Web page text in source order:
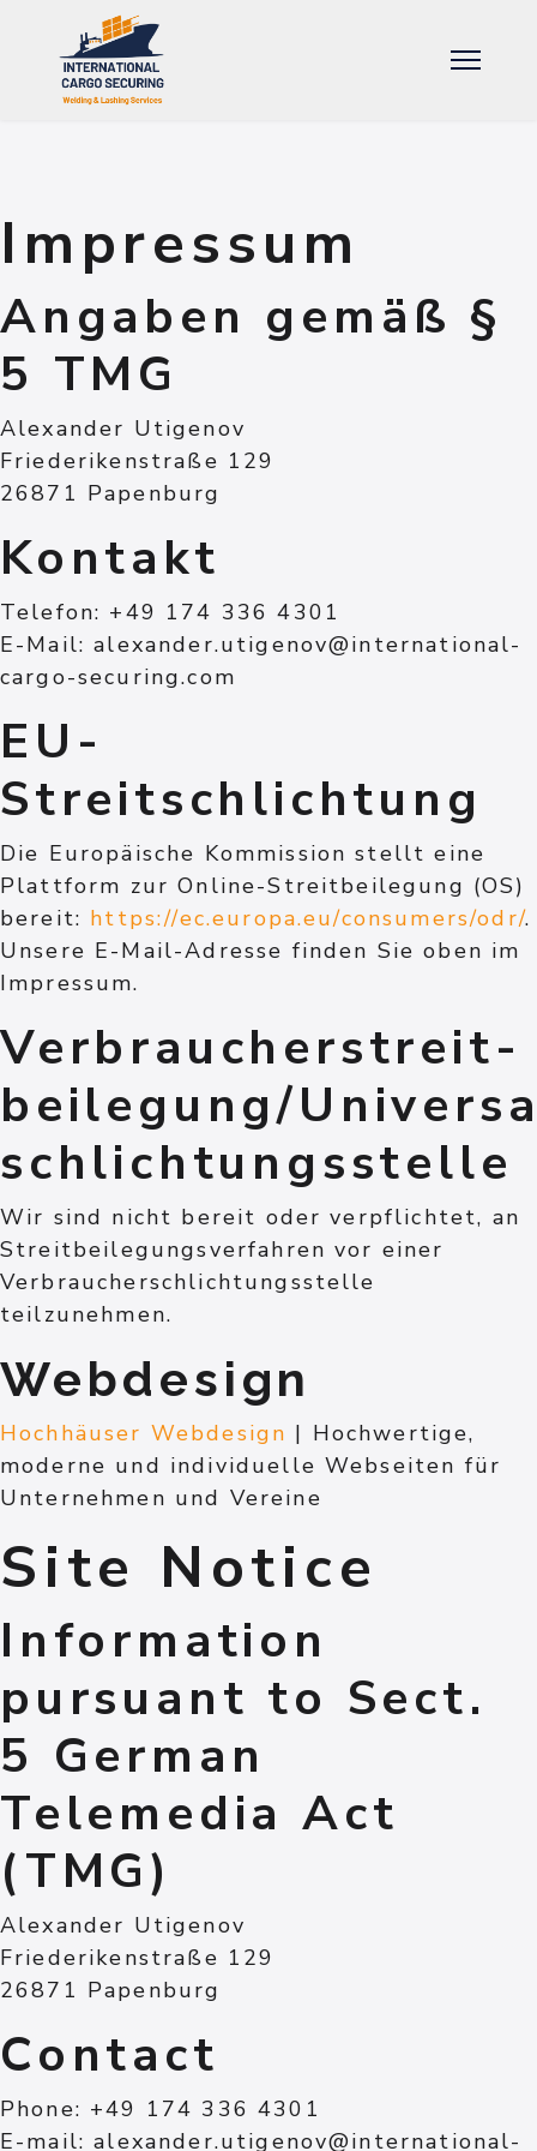
Impressum
Angaben gemäß §
5 TMG
Alexander Utigenov
Friederikenstraße 129
26871 Papenburg
Kontakt
Telefon: +49 174 336 4301
E-Mail: alexander.utigenov@international-
cargo-securing.com
EU-
Streitschlichtung
Die Europäische Kommission stellt eine
Plattform zur Online-Streitbeilegung (OS)
bereit: https://ec.europa.eu/consumers/odr/.
Unsere E-Mail-Adresse finden Sie oben im
Impressum.
Verbraucher­streit­
beilegung/
schlichtungs­stelle
Wir sind nicht bereit oder verpflichtet, an
Streitbeilegungsverfahren vor einer
Verbraucherschlichtungsstelle
teilzunehmen.
Webdesign
Hochhäuser Webdesign | Hochwertige,
moderne und individuelle Webseiten für
Unternehmen und Vereine
Site Notice
Information
pursuant to Sect.
5 German
Telemedia Act
(TMG)
Alexander Utigenov
Friederikenstraße 129
26871 Papenburg
Contact
Phone: +49 174 336 4301
E-mail: alexander.utigenov@international-